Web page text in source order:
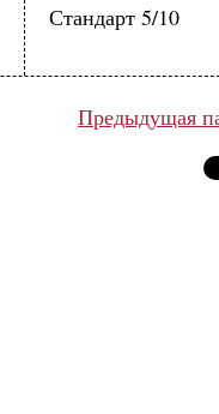
Стандарт 5/10
Предыдущая